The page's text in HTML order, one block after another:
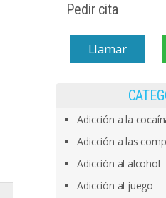
Pedir cita
Llamar
Adicción a la
Adicción a las
Adicción al alcohol
Adicción al juego